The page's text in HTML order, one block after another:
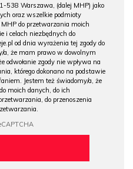
538 Warszawa, (dalej MHP) jako
oraz wszelkie podmioty
MHP do przetwarzania moich
i celach niezbędnych do
od dnia wyrażenia tej zgody do
a, że mam prawo w dowolnym
odwołanie zgody nie wpływa na
którego dokonano na podstawie
Jestem też świadomy/a, że
moich danych, do ich
do przenoszenia